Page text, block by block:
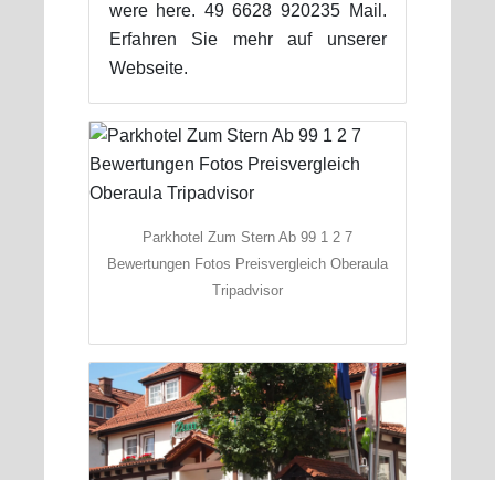
were here. 49 6628 920235 Mail.
Erfahren Sie mehr auf unserer
Webseite.
Parkhotel Zum Stern Ab 99 1 2 7
Bewertungen Fotos Preisvergleich Oberaula
Tripadvisor